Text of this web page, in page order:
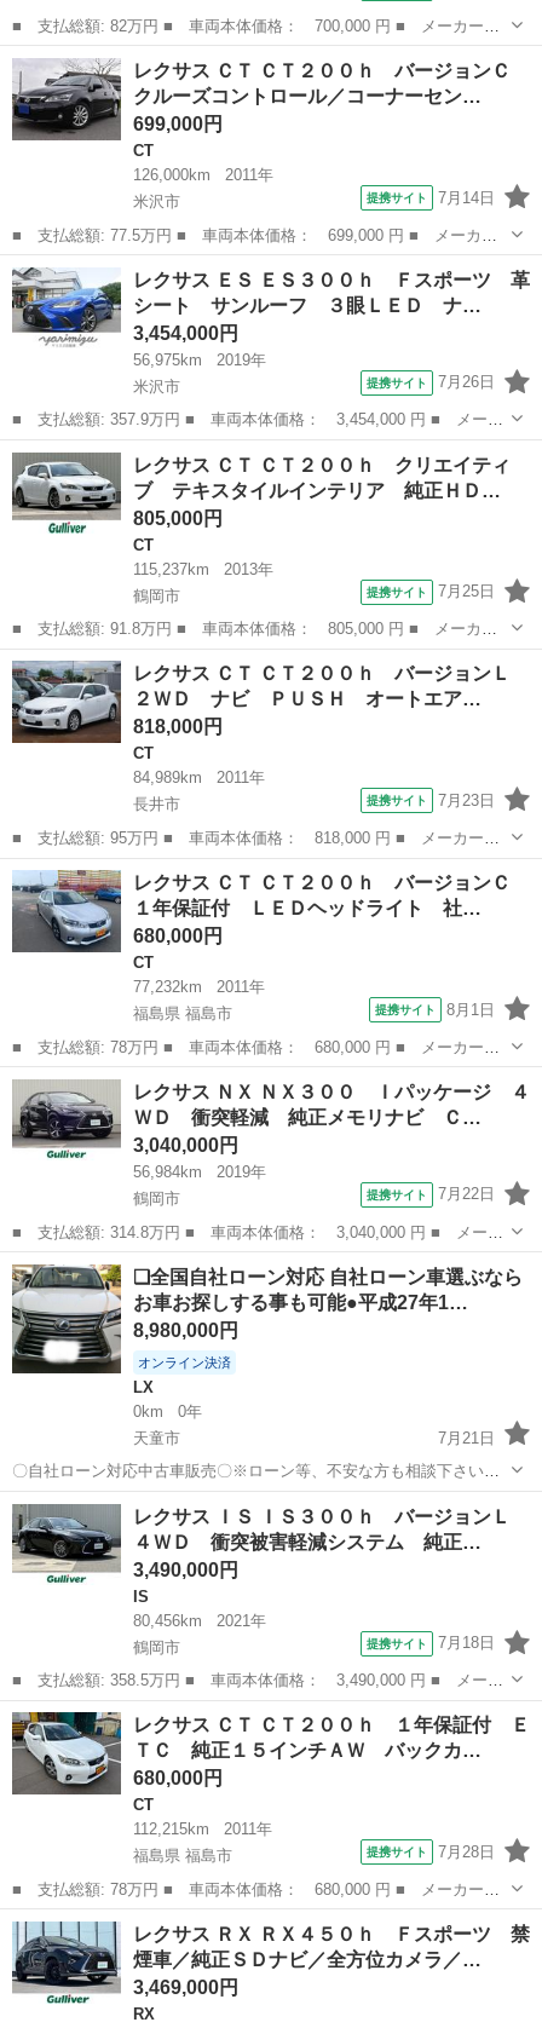
■ 支払総額: 82万円 ■ 車両本体価格： 700,000 円 ■ メーカー
名： レクサス ■ 車種名： ＣＴ ■ グレード名： ＣＴ２００
ｈ バージョンＣ ／車検整備／純正マルチ／サンルーフ／バックカ
メラ／ＥＴＣ／ドラ...
山形 西村山郡
レクサス ＣＴ ＣＴ２００ｈ バージョンＣ
クルーズコントロール／コーナーセン…
699,000円
CT
126,000km
2011年
米沢市
提携サイト 7月14日
■ 支払総額: 77.5万円 ■ 車両本体価格： 699,000 円 ■ メーカー
名： レクサス ■ 車種名： ＣＴ ■ グレード名： ＣＴ２００
ｈ バージョンＣ クルーズコントロール／コーナーセンサー／シー
トヒーター／Ｅ...
山形 CT
レクサス ＥＳ ＥＳ３００ｈ Ｆスポーツ 革
シート サンルーフ ３眼ＬＥＤ ナ…
3,454,000円
56,975km
2019年
米沢市
提携サイト 7月26日
■ 支払総額: 357.9万円 ■ 車両本体価格： 3,454,000 円 ■ メーカ
ー名： レクサス ■ 車種名： ＥＳ ■ グレード名： ＥＳ３００
ｈ Ｆスポーツ 革シート サンルーフ ３眼ＬＥＤ ナビ フルセ
グＴＶ ...
山形 米沢市 レクサス
レクサス ＣＴ ＣＴ２００ｈ クリエイティ
ブ テキスタイルインテリア 純正ＨＤ…
805,000円
CT
115,237km
2013年
鶴岡市
提携サイト 7月25日
■ 支払総額: 91.8万円 ■ 車両本体価格： 805,000 円 ■ メーカー
名： レクサス ■ 車種名： ＣＴ ■ グレード名： ＣＴ２００
ｈ クリエイティブ テキスタイルインテリア 純正ＨＤＤナビ Ｃ
Ｄ ＤＶＤ Ｂ...
山形 鶴岡市 CT
レクサス ＣＴ ＣＴ２００ｈ バージョンＬ
２ＷＤ ナビ ＰＵＳＨ オートエア…
818,000円
CT
84,989km
2011年
長井市
提携サイト 7月23日
■ 支払総額: 95万円 ■ 車両本体価格： 818,000 円 ■ メーカー
名： レクサス ■ 車種名： ＣＴ ■ グレード名： ＣＴ２００
ｈ バージョンＬ ２ＷＤ ナビ ＰＵＳＨ オートエアコン・ライ
ト 電動シート オ...
山形 長井市 CT
レクサス ＣＴ ＣＴ２００ｈ バージョンＣ
１年保証付 ＬＥＤヘッドライト 社…
680,000円
CT
77,232km
2011年
福島県 福島市
提携サイト 8月1日
■ 支払総額: 78万円 ■ 車両本体価格： 680,000 円 ■ メーカー
名： レクサス ■ 車種名： ＣＴ ■ グレード名： ＣＴ２００
ｈ バージョンＣ １年保証付 ＬＥＤヘッドライト 社外アルミ
クルーズコントロー...
福島 福島市 CT
レクサス ＮＸ ＮＸ３００ Ｉパッケージ ４
ＷＤ 衝突軽減 純正メモリナビ Ｃ…
3,040,000円
56,984km
2019年
鶴岡市
提携サイト 7月22日
■ 支払総額: 314.8万円 ■ 車両本体価格： 3,040,000 円 ■ メーカ
ー名： レクサス ■ 車種名： ＮＸ ■ グレード名： ＮＸ３０
０ Ｉパッケージ ４ＷＤ 衝突軽減 純正メモリナビ ＣＤ ＤＶ
Ｄ ＢＴ ...
山形 鶴岡市 レクサス
❑全国自社ローン対応 自社ローン車選ぶなら
お車お探しする事も可能●平成27年1…
8,980,000円
オンライン決済
LX
0km
0年
天童市
7月21日
〇自社ローン対応中古車販売〇※ローン等、不安な方も相談下さい※
☆どなたでもローン対応可能☆ １、勤続年数の短い方
や自営業の方 ２、パートをされる主婦の方や派遣社員の方 ３、自己破
産等をされた方や...
山形 天童市 LX
レクサス ＩＳ ＩＳ３００ｈ バージョンＬ
４ＷＤ 衝突被害軽減システム 純正…
3,490,000円
IS
80,456km
2021年
鶴岡市
提携サイト 7月18日
■ 支払総額: 358.5万円 ■ 車両本体価格： 3,490,000 円 ■ メーカ
ー名： レクサス ■ 車種名： ＩＳ ■ グレード名： ＩＳ３００
ｈ バージョンＬ ４ＷＤ 衝突被害軽減システム 純正ＳＤナビ
【ＣＤ Ｄ...
山形 鶴岡市 IS
レクサス ＣＴ ＣＴ２００ｈ １年保証付 Ｅ
ＴＣ 純正１５インチＡＷ バックカ…
680,000円
CT
112,215km
2011年
福島県 福島市
提携サイト 7月28日
■ 支払総額: 78万円 ■ 車両本体価格： 680,000 円 ■ メーカー
名： レクサス ■ 車種名： ＣＴ ■ グレード名： ＣＴ２００
ｈ １年保証付 ＥＴＣ 純正１５インチＡＷ バックカメラ ＡＢ
Ｓ スペアキー シ...
福島 福島市 CT
レクサス ＲＸ ＲＸ４５０ｈ Ｆスポーツ 禁
煙車／純正ＳＤナビ／全方位カメラ／…
3,469,000円
RX